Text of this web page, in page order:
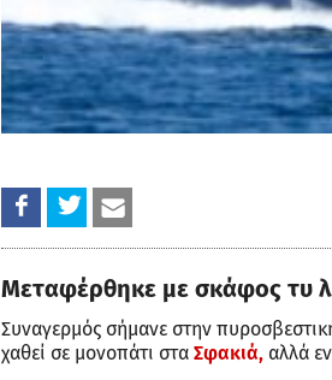
Μεταφέρθηκε με σκάφος τυ
Συναγερμός σήμανε στην
χαθεί σε μονοπάτι στα Σφακιά, αλλά